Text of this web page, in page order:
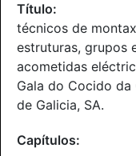
técnicos de
estruturas, grupos
acometidas
Gala do Cocido da
de Galicia, SA.